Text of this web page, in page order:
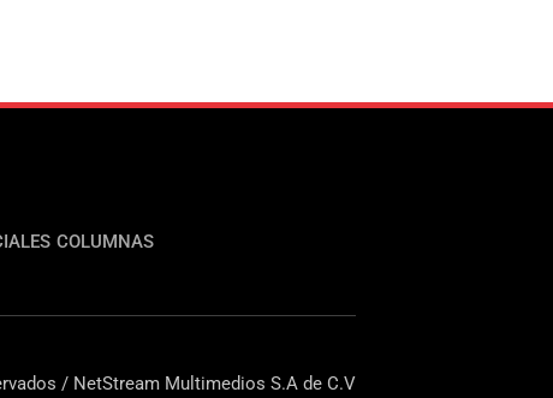
COLUMNAS
/ NetStream Multimedios S.A de C.V